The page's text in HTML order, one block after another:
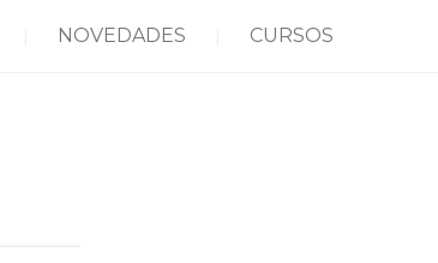
NOVEDADES CURSOS